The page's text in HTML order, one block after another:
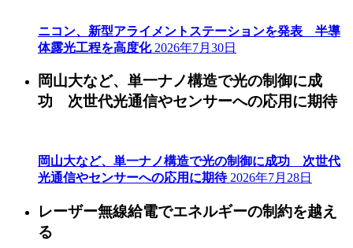
ニコン、新型アライメントステーションを発表 半導
体露光工程を高度化 2026年7月30日
岡山大など、単一ナノ構造で光の制御に成
功 次世代光通信やセンサーへの応用に期待
岡山大など、単一ナノ構造で光の制御に成功 次世代
光通信やセンサーへの応用に期待 2026年7月28日
レーザー無線給電でエネルギーの制約を越え
る